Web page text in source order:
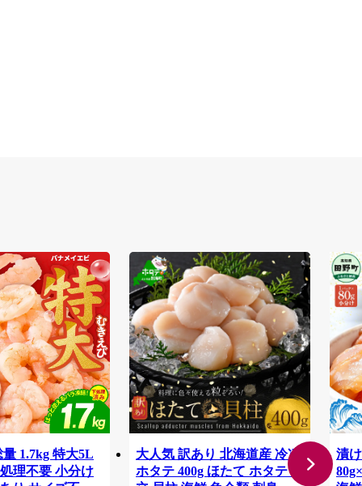
1.7kg 特大5L
理不要 小分け
大人気 訳あり 北海道産 冷凍
ホタテ 400g ほたて ホタテ 帆
漬